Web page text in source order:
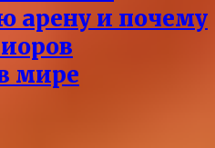
арену и почему
мире